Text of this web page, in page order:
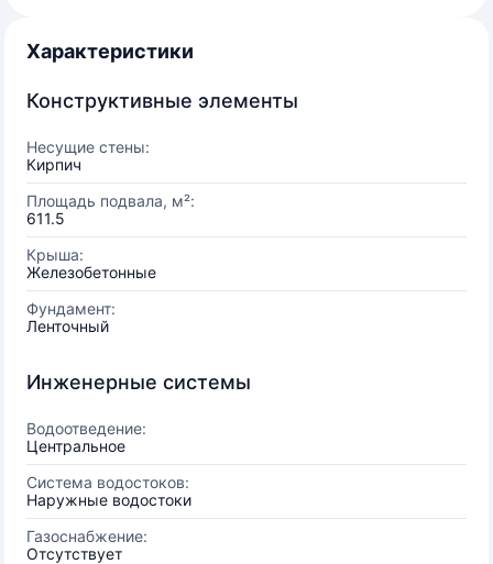
Характеристики
Конструктивные элементы
Несущие стены:
Кирпич
Площадь подвала, м²:
611.5
Крыша:
Железобетонные
Фундамент:
Ленточный
Инженерные системы
Водоотведение:
Центральное
Система водостоков:
Наружные водостоки
Газоснабжение:
Отсутствует